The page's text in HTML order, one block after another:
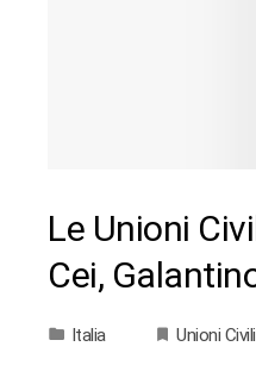
Le Unioni
Cei,
Italia Unioni